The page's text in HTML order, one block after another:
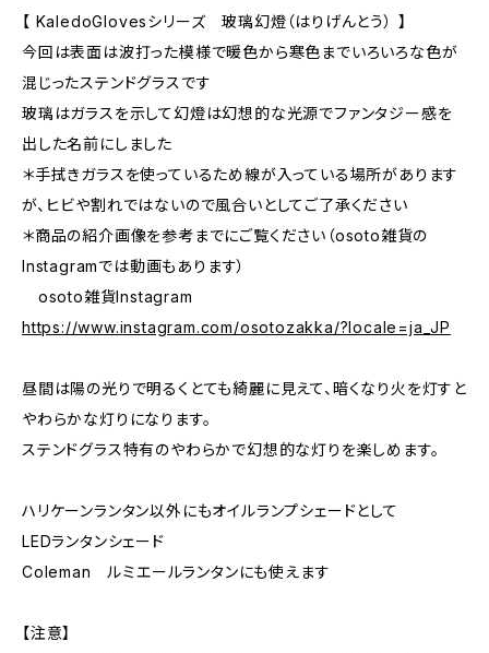
【 KaledoGlovesシリーズ 玻璃幻燈（はりげんとう） 】
今回は表面は波打った模様で暖色から寒色までいろいろな色が
混じったステンドグラスです
玻璃はガラスを示して幻燈は幻想的な光源でファンタジー感を
出した名前にしました
＊手拭きガラスを使っているため線が入っている場所があります
が、ヒビや割れではないので風合いとしてご了承ください
＊商品の紹介画像を参考までにご覧ください（osoto雑貨の
Instagramでは動画もあります）
osoto雑貨Instagram
https://www.instagram.com/osotozakka/?locale=ja_JP
昼間は陽の光りで明るくとても綺麗に見えて、暗くなり火を灯すと
やわらかな灯りになります。
ステンドグラス特有のやわらかで幻想的な灯りを楽しめます。
ハリケーンランタン以外にもオイルランプシェードとして
LEDランタンシェード
Coleman ルミエールランタンにも使えます
【注意】